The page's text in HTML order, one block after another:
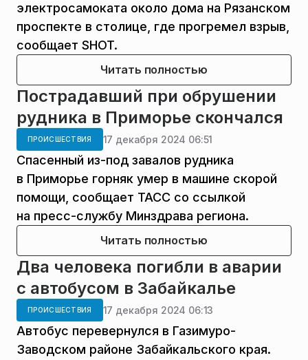
электросамоката около дома на Рязанском
проспекте в столице, где прогремел взрыв,
сообщает SHOT.
Читать полностью
Пострадавший при обрушении
рудника в Приморье скончался
ПРОИСШЕСТВИЯ 17 декабря 2024 06:51
Спасенный из-под завалов рудника
в Приморье горняк умер в машине скорой
помощи, сообщает ТАСС со ссылкой
на пресс-службу Минздрава региона.
Читать полностью
Два человека погибли в аварии
с автобусом в Забайкалье
ПРОИСШЕСТВИЯ 17 декабря 2024 06:13
Автобус перевернулся в Газимуро-
Заводском районе Забайкальского края.